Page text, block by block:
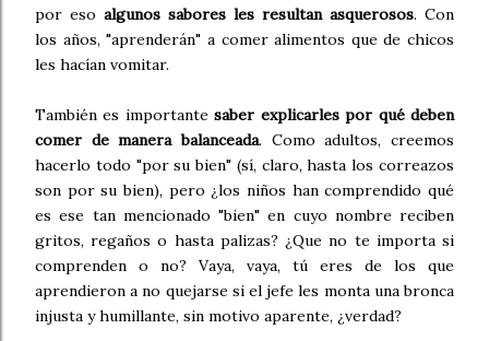
por eso algunos sabores les resultan asquerosos. Con
los años, "aprenderán" a comer alimentos que de chicos
les hacían vomitar.
También es importantesaber explicarles por qué deben
comer de manera balanceada. Como adultos, creemos
hacerlo todo "por su bien" (sí, claro, hasta los correazos
son por su bien), pero ¿los niños han comprendido qué
es ese tan mencionado "bien" en cuyo nombre reciben
gritos, regaños o hasta palizas? ¿Que no te importa si
comprenden o no? Vaya, vaya, tú eres de los que
aprendieron a no quejarse si el jefe les monta una bronca
injusta y humillante, sin motivo aparente, ¿verdad?